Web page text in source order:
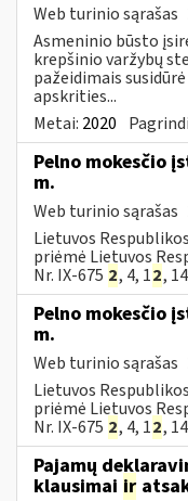
Web turinio sąrašas
Asmeninio būsto
krepšinio varžybų
pažeidimais
apskrities...
Metai: 2020
Pelno mokesčio
m.
Web turinio sąrašas
Lietuvos
priėmė Lietuvos
Nr. IX-675 2, 4, 12,
Pelno mokesčio
m.
Web turinio sąrašas
Lietuvos
priėmė Lietuvos
Nr. IX-675 2, 4, 12,
Pajamų
klausimai ir